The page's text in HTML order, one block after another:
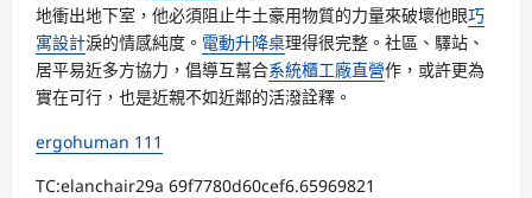
地衝出地下室，他必須阻止牛土豪用物質的力量來破壞他眼巧
寓設計淚的情感純度。 電動升降桌理得很完整。社區、驛站、
居平易近多方協力，倡導互幫合系統櫃工廠直營作，或許更為
實在可行，也是近親不如近鄰的活潑詮釋。
ergohuman 111
TC:elanchair29a 69f7780d60cef6.65969821